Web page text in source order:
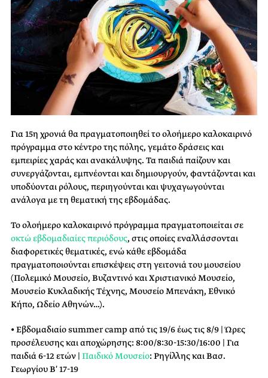
Για 15η χρονιά θα πραγματοποιηθεί το ολοήμερο καλοκαιρινό
πρόγραμμα στο κέντρο της πόλης, γεμάτο δράσεις και
εμπειρίες χαράς και ανακάλυψης. Τα παιδιά παίζουν και
συνεργάζονται, εμπνέονται και δημιουργούν, φαντάζονται και
υποδύονται ρόλους, περιηγούνται και ψυχαγωγούνται
ανάλογα με τη θεματική της εβδομάδας.
Το ολοήμερο καλοκαιρινό πρόγραμμα πραγματοποιείται σε
οκτώ εβδομαδιαίες περιόδους, στις οποίες εναλλάσσονται
διαφορετικές θεματικές, ενώ κάθε εβδομάδα
πραγματοποιούνται επισκέψεις στη γειτονιά του μουσείου
(Πολεμικό Μουσείο, Βυζαντινό και Χριστιανικό Μουσείο,
Μουσείο Κυκλαδικής Τέχνης, Μουσείο Μπενάκη, Εθνικό
Κήπο, Ωδείο Αθηνών…).
• Εβδομαδιαίο summer camp από τις 19/6 έως τις 8/9 | Ώρες
προσέλευσης και αποχώρησης: 8:00/8:30-15:30/16:00 | Για
παιδιά 6-12 ετών | Παιδικό Μουσείο: Ρηγίλλης και Βασ.
Γεωργίου Β′ 17-19